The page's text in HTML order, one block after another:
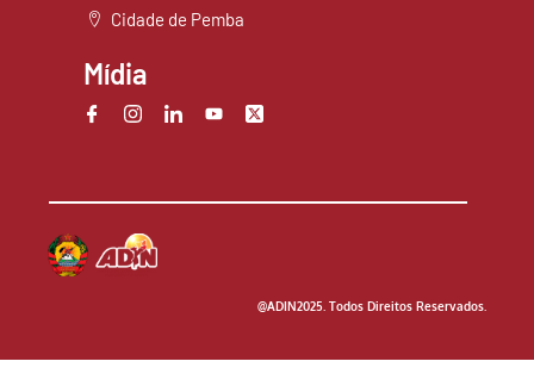
Cidade de Pemba
Mídia
@ADIN2025. Todos Direitos Reservados.